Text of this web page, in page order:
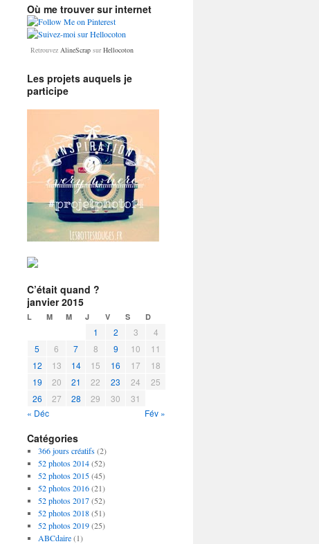
Où me trouver sur internet
Retrouvez AlineScrap sur Hellocoton
Les projets auquels je
participe
C’était quand ?
janvier 2015
L M M J V S D
1 2 3
4
5
6 7 8 9 10
11
12
13 14 15 16 17
18
19
20 21 22 23 24
25
26
27 28 29 30
31
« Déc
Fév »
Catégories
366 jours créatifs(2)
52 photos 2014(52)
52 photos 2015(45)
52 photos 2016(21)
52 photos 2017(52)
52 photos 2018(51)
52 photos 2019(25)
ABCdaire(1)